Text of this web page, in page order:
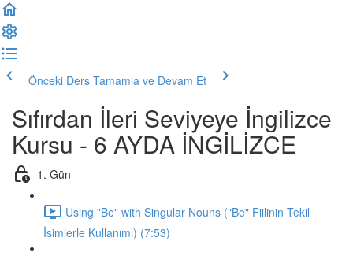
Önceki Ders Tamamla ve Devam Et
Sıfırdan İleri Seviyeye İngilizce
Kursu - 6 AYDA İNGİLİZCE
1. Gün
Using "Be" with Singular Nouns ("Be" Fiilinin Tekil
İsimlerle Kullanımı) (7:53)